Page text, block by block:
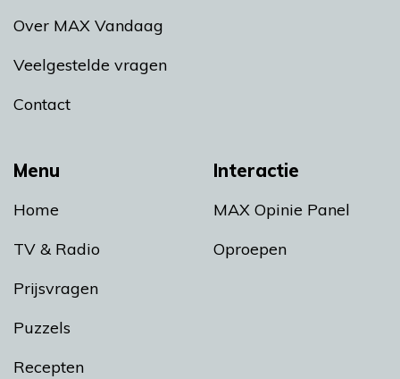
Menu
Home
TV & Radio
Prijsvragen
Puzzels
Recepten
Interactie
MAX Opinie Panel
Oproepen
Over MAX Vandaag
Veelgestelde vragen
Contact